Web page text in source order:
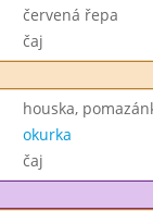
červená řepa
čaj
houska,
okurka
čaj